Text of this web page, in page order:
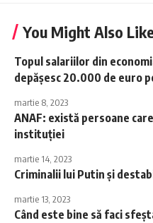
You Might Also
Topul salariilor din
depăşesc 20.000 de euro
martie 8, 2023
ANAF: există persoane
instituţiei
martie 14, 2023
Criminalii lui Putin și
martie 13, 2023
Când este bine să faci